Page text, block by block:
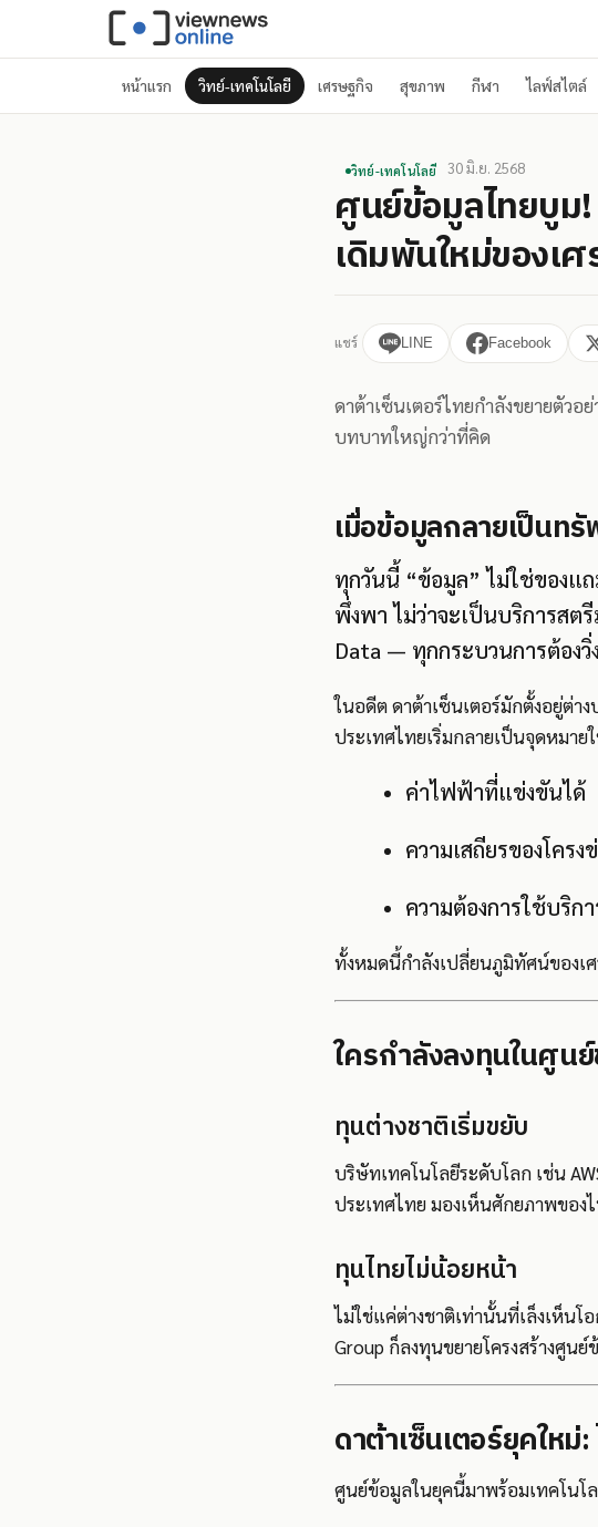
หน้าแรก วิทย์-เทคโนโลยี เศรษฐกิจ สุขภาพ กีฬา ไลฟ์สไตล์
วิทย์-เทคโนโลยี 30 มิ.ย. 2568
ศูนย์ข้อมูลไทยบูม
เดิมพันใหม่ของเ
แชร์ LINE Facebook
ดาต้าเซ็นเตอร์ไทยกำลังขยายตัวอ
บทบาทใหญ่กว่าที่คิด
เมื่อข้อมูลกลายเป็นท
ทุกวันนี้ “ข้อมูล” ไม่ใช่ของแ
พึ่งพา ไม่ว่าจะเป็นบริการสต
Data — ทุกกระบวนการต้อง
ในอดีต ดาต้าเซ็นเตอร์มักตั้งอยู่ต่า
ประเทศไทยเริ่มกลายเป็นจุดหมา
ค่าไฟฟ้าที่แข่งขันได้
ความเสถียรของโครง
ความต้องการใช้บริก
ทั้งหมดนี้กำลังเปลี่ยนภูมิทัศน์ของเ
ใครกำลังลงทุนในศูน
ทุนต่างชาติเริ่มขยับ
บริษัทเทคโนโลยีระดับโลก เช่น
ประเทศไทย มองเห็นศักยภาพของ
ทุนไทยไม่น้อยหน้า
ไม่ใช่แค่ต่างชาติเท่านั้นที่เล็งเห็นโ
Group ก็ลงทุนขยายโครงสร้างศูน
ดาต้าเซ็นเตอร์ยุคใหม่
ศูนย์ข้อมูลในยุคนี้มาพร้อมเทคโนโ